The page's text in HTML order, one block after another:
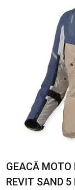
GEACĂ
REVIT SAND 5